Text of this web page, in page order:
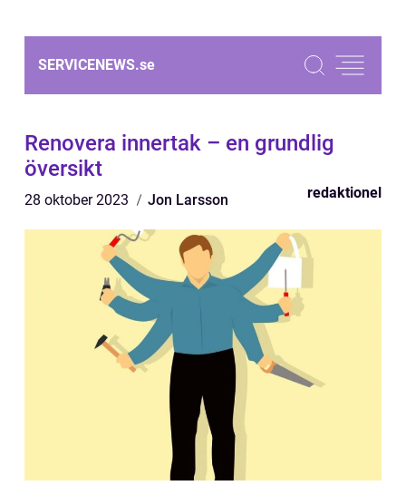
SERVICENEWS.se
Renovera innertak – en grundlig
översikt
28 oktober 2023 Jon Larsson redaktionel